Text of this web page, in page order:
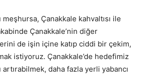
meşhursa, Çanakkale kahvaltısı ile
Çanakkale’nin diğer
de işin içine katıp ciddi bir çekim,
istiyoruz. Çanakkale’de hedefimiz
artırabilmek, daha fazla yerli yabancı